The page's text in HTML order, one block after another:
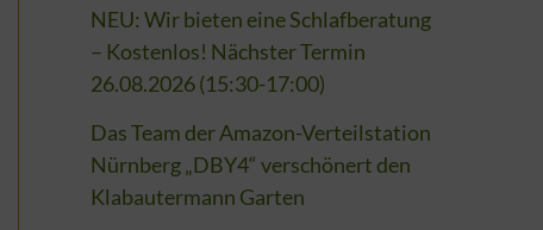
NEU: Wir bieten eine Schlafberatung
– Kostenlos! Nächster Termin
26.08.2026 (15:30-17:00)
Das Team der Amazon-Verteilstation
Nürnberg „DBY4“ verschönert den
Klabautermann Garten